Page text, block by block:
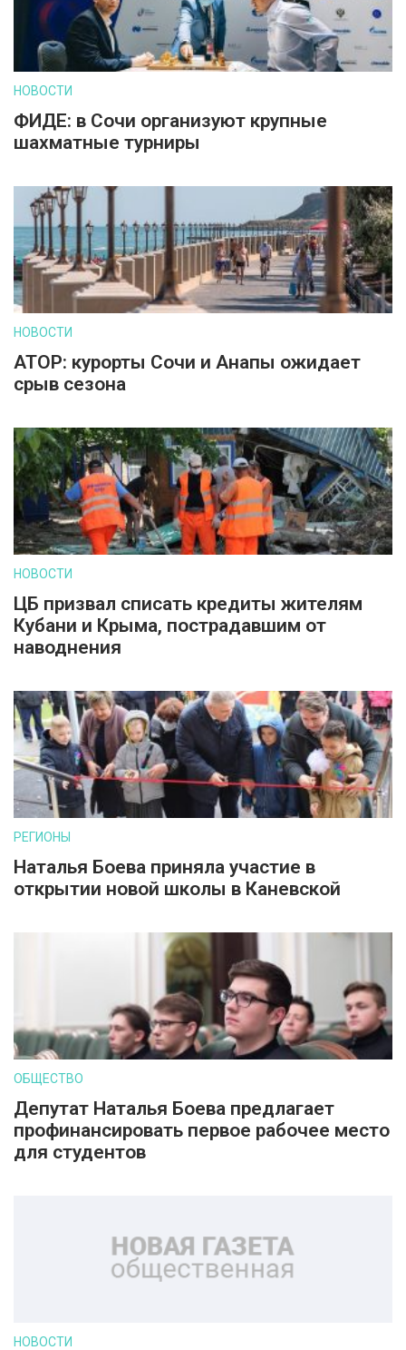
НОВОСТИ
ФИДЕ: в Сочи организуют крупные
шахматные турниры
НОВОСТИ
АТОР: курорты Сочи и Анапы ожидает
срыв сезона
НОВОСТИ
ЦБ призвал списать кредиты жителям
Кубани и Крыма, пострадавшим от
наводнения
РЕГИОНЫ
Наталья Боева приняла участие в
открытии новой школы в Каневской
ОБЩЕСТВО
Депутат Наталья Боева предлагает
профинансировать первое рабочее место
для студентов
НОВОСТИ